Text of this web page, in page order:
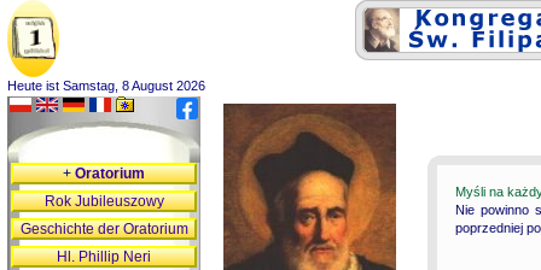
Heute ist Samstag, 8 August 2026
Myśli na
Nie powinno
poprzedniej
+Oratorium
Rok Jubileuszowy
Geschichte der Oratorium
Hl. Phillip Neri